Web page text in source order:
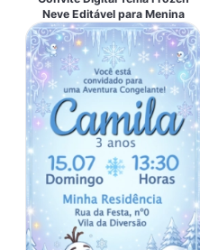
Neve Editável para Menina